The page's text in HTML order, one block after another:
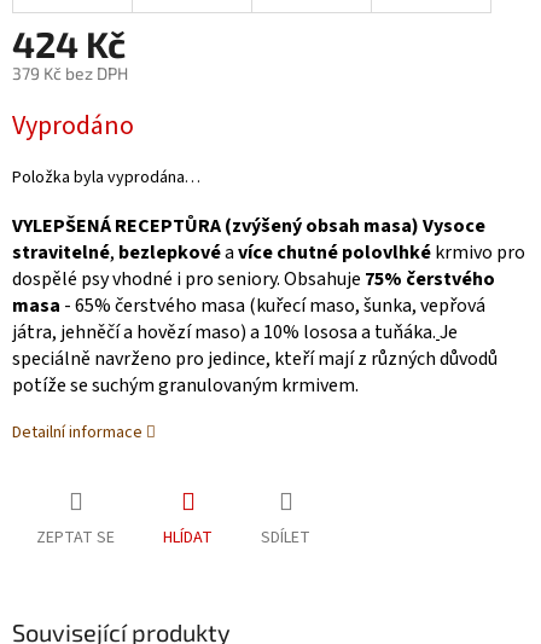
424 Kč
379 Kč bez DPH
cena:
Vyprodáno
Položka byla vyprodána…
VYLEPŠENÁ RECEPTŮRA (zvýšený obsah masa) Vysoce
stravitelné, bezlepkovéavíce chutné polovlhkékrmivo pro
dospělé psy vhodné i pro seniory. Obsahuje 75% čerstvého
masa - 65% čerstvého masa (kuřecí maso, šunka, vepřová
játra, jehněčí a hovězí maso) a 10% lososa a tuňáka.Je
speciálně navrženo pro jedince, kteří mají z různých důvodů
potíže se suchým granulovaným krmivem.
Detailní informace
ZEPTAT SE HLÍDAT SDÍLET
Související produkty